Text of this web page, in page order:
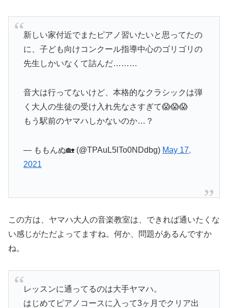
新しい家付近でまたピアノ習いたいと思ってたの
に、子ども向けコンクール指導中心のゴリゴリの
先生しかいなくて詰んだ………
音大は行ってないけど、本格的なクラシックは弾
く大人の生徒の受け入れ先なさすぎて😱😱😱
もう駅前のヤマハしかないのか…？
— ももんぬ🏡 (@TPAuL5lTo0NDdbg) May 17,
2021
この方は、ヤマハ大人の音楽教室は、できれば通いたくな
い感じがただよってますね。何か、問題があるんですか
ね。
レッスンに通ってるのは大手ヤマハ。
はじめてピアノコースに入って3ヶ月でクリア出